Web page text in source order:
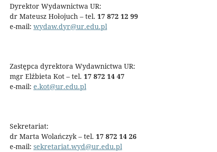
Dyrektor Wydawnictwa UR:
dr Mateusz Hołojuch – tel. 17 872 12 99
e-mail: wydaw.dyr@ur.edu.pl
Zastępca dyrektora Wydawnictwa UR:
mgr Elżbieta Kot – tel. 17 872 14 47
e-mail: e.kot@ur.edu.pl
Sekretariat:
dr Marta Wolańczyk – tel. 17 872 14 26
e-mail: sekretariat.wyd@ur.edu.pl